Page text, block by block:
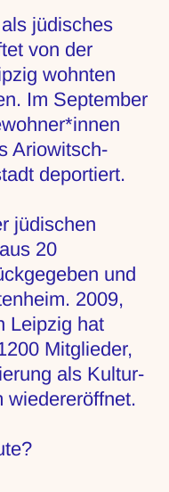
jüdisches
von der
wohnten
Im September
Ariowitsch-
deportiert.
jüdischen
20
und
2009,
Leipzig hat
Mitglieder,
als Kultur-
wiedereröffnet.